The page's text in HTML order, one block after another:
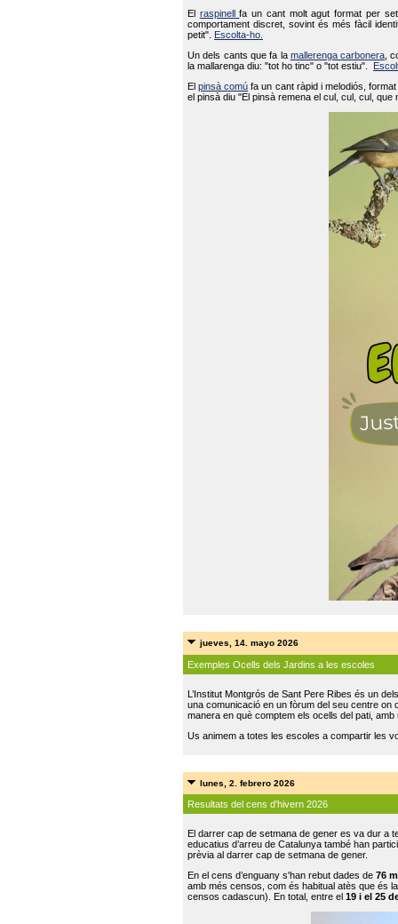
El raspinellfa un cant molt agut format per
comportament discret, sovint és més fàcil
petit".
Escolta-ho.
Un dels cants que fa la mallerenga carbonera ,
la mallarenga diu: "tot ho tinc" o "tot estiu".
Elpinsà comú fa un cant ràpid i melodiós,
el pinsà diu "El pinsà remena el cul, cul, cul,
jueves, 14. mayo 2026
Exemples Ocells dels Jardins a les escoles
L’Institut Montgrós de Sant Pere Ribes és un
una comunicació en un fòrum del seu centre on
manera en què comptem els ocells del pati,
Us animem a totes les escoles a compartir les
lunes, 2. febrero 2026
Resultats del cens d'hivern 2026
El darrer cap de setmana de gener es va dur a
educatius d’arreu de Catalunya també han
prèvia al darrer cap de setmana de gener.
En el cens d’enguany s'han rebut dades de 76
amb més censos, com és habitual atès que és
censos cadascun). En total, entre el 19 i el 25